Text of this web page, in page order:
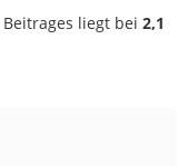
liegt bei 2,1